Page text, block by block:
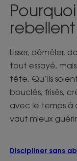
Lisser, démêler,
tout essayé,
tête. Qu’ils
bouclés, frisés,
avec le temps à
vaut mieux
Discipliner sans